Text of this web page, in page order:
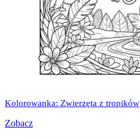
Kolorowanka: Zwierzęta z tropików
Zobacz